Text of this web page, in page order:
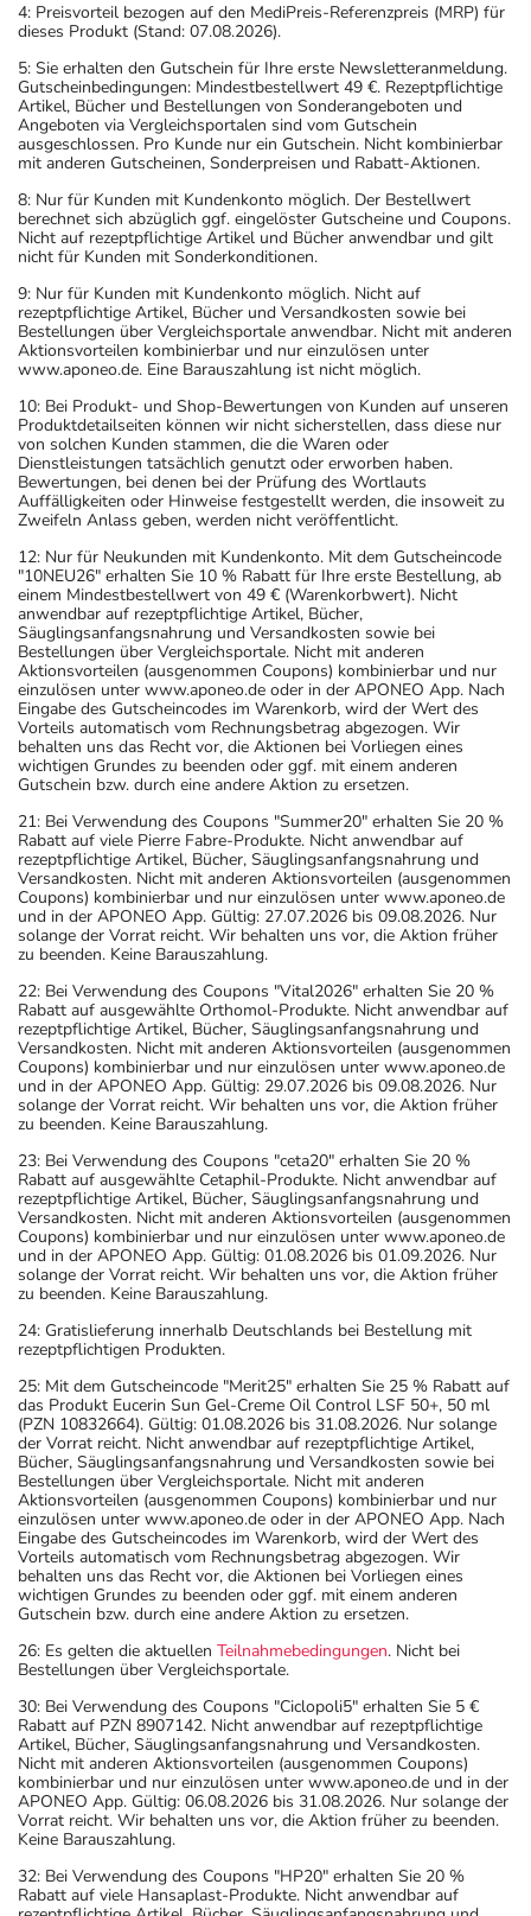
4: Preisvorteil bezogen auf den MediPreis-Referenzpreis (MRP) für
dieses Produkt (Stand: 07.08.2026).
5: Sie erhalten den Gutschein für Ihre erste Newsletteranmeldung.
Gutscheinbedingungen: Mindestbestellwert 49 €. Rezeptpflichtige
Artikel, Bücher und Bestellungen von Sonderangeboten und
Angeboten via Vergleichsportalen sind vom Gutschein
ausgeschlossen. Pro Kunde nur ein Gutschein. Nicht kombinierbar
mit anderen Gutscheinen, Sonderpreisen und Rabatt-Aktionen.
8: Nur für Kunden mit Kundenkonto möglich. Der Bestellwert
berechnet sich abzüglich ggf. eingelöster Gutscheine und Coupons.
Nicht auf rezeptpflichtige Artikel und Bücher anwendbar und gilt
nicht für Kunden mit Sonderkonditionen.
9: Nur für Kunden mit Kundenkonto möglich. Nicht auf
rezeptpflichtige Artikel, Bücher und Versandkosten sowie bei
Bestellungen über Vergleichsportale anwendbar. Nicht mit anderen
Aktionsvorteilen kombinierbar und nur einzulösen unter
www.aponeo.de. Eine Barauszahlung ist nicht möglich.
10: Bei Produkt- und Shop-Bewertungen von Kunden auf unseren
Produktdetailseiten können wir nicht sicherstellen, dass diese nur
von solchen Kunden stammen, die die Waren oder
Dienstleistungen tatsächlich genutzt oder erworben haben.
Bewertungen, bei denen bei der Prüfung des Wortlauts
Auffälligkeiten oder Hinweise festgestellt werden, die insoweit zu
Zweifeln Anlass geben, werden nicht veröffentlicht.
12: Nur für Neukunden mit Kundenkonto. Mit dem Gutscheincode
"10NEU26" erhalten Sie 10 % Rabatt für Ihre erste Bestellung, ab
einem Mindestbestellwert von 49 € (Warenkorbwert). Nicht
anwendbar auf rezeptpflichtige Artikel, Bücher,
Säuglingsanfangsnahrung und Versandkosten sowie bei
Bestellungen über Vergleichsportale. Nicht mit anderen
Aktionsvorteilen (ausgenommen Coupons) kombinierbar und nur
einzulösen unter www.aponeo.de oder in der APONEO App. Nach
Eingabe des Gutscheincodes im Warenkorb, wird der Wert des
Vorteils automatisch vom Rechnungsbetrag abgezogen. Wir
behalten uns das Recht vor, die Aktionen bei Vorliegen eines
wichtigen Grundes zu beenden oder ggf. mit einem anderen
Gutschein bzw. durch eine andere Aktion zu ersetzen.
21: Bei Verwendung des Coupons "Summer20" erhalten Sie 20 %
Rabatt auf viele Pierre Fabre-Produkte. Nicht anwendbar auf
rezeptpflichtige Artikel, Bücher, Säuglingsanfangsnahrung und
Versandkosten. Nicht mit anderen Aktionsvorteilen (ausgenommen
Coupons) kombinierbar und nur einzulösen unter www.aponeo.de
und in der APONEO App. Gültig: 27.07.2026 bis 09.08.2026. Nur
solange der Vorrat reicht. Wir behalten uns vor, die Aktion früher
zu beenden. Keine Barauszahlung.
22: Bei Verwendung des Coupons "Vital2026" erhalten Sie 20 %
Rabatt auf ausgewählte Orthomol-Produkte. Nicht anwendbar auf
rezeptpflichtige Artikel, Bücher, Säuglingsanfangsnahrung und
Versandkosten. Nicht mit anderen Aktionsvorteilen (ausgenommen
Coupons) kombinierbar und nur einzulösen unter www.aponeo.de
und in der APONEO App. Gültig: 29.07.2026 bis 09.08.2026. Nur
solange der Vorrat reicht. Wir behalten uns vor, die Aktion früher
zu beenden. Keine Barauszahlung.
23: Bei Verwendung des Coupons "ceta20" erhalten Sie 20 %
Rabatt auf ausgewählte Cetaphil-Produkte. Nicht anwendbar auf
rezeptpflichtige Artikel, Bücher, Säuglingsanfangsnahrung und
Versandkosten. Nicht mit anderen Aktionsvorteilen (ausgenommen
Coupons) kombinierbar und nur einzulösen unter www.aponeo.de
und in der APONEO App. Gültig: 01.08.2026 bis 01.09.2026. Nur
solange der Vorrat reicht. Wir behalten uns vor, die Aktion früher
zu beenden. Keine Barauszahlung.
24: Gratislieferung innerhalb Deutschlands bei Bestellung mit
rezeptpflichtigen Produkten.
25: Mit dem Gutscheincode "Merit25" erhalten Sie 25 % Rabatt auf
das Produkt Eucerin Sun Gel-Creme Oil Control LSF 50+, 50 ml
(PZN 10832664). Gültig: 01.08.2026 bis 31.08.2026. Nur solange
der Vorrat reicht. Nicht anwendbar auf rezeptpflichtige Artikel,
Bücher, Säuglingsanfangsnahrung und Versandkosten sowie bei
Bestellungen über Vergleichsportale. Nicht mit anderen
Aktionsvorteilen (ausgenommen Coupons) kombinierbar und nur
einzulösen unter www.aponeo.de oder in der APONEO App. Nach
Eingabe des Gutscheincodes im Warenkorb, wird der Wert des
Vorteils automatisch vom Rechnungsbetrag abgezogen. Wir
behalten uns das Recht vor, die Aktionen bei Vorliegen eines
wichtigen Grundes zu beenden oder ggf. mit einem anderen
Gutschein bzw. durch eine andere Aktion zu ersetzen.
26: Es gelten die aktuellen Teilnahmebedingungen. Nicht bei
Bestellungen über Vergleichsportale.
30: Bei Verwendung des Coupons "Ciclopoli5" erhalten Sie 5 €
Rabatt auf PZN 8907142. Nicht anwendbar auf rezeptpflichtige
Artikel, Bücher, Säuglingsanfangsnahrung und Versandkosten.
Nicht mit anderen Aktionsvorteilen (ausgenommen Coupons)
kombinierbar und nur einzulösen unter www.aponeo.de und in der
APONEO App. Gültig: 06.08.2026 bis 31.08.2026. Nur solange der
Vorrat reicht. Wir behalten uns vor, die Aktion früher zu beenden.
Keine Barauszahlung.
32: Bei Verwendung des Coupons "HP20" erhalten Sie 20 %
Rabatt auf viele Hansaplast-Produkte. Nicht anwendbar auf